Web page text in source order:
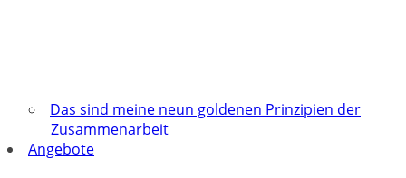
Das sind meine neun goldenen Prinzipien der
Zusammenarbeit
Angebote